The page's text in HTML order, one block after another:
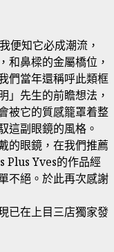
便知它必成潮流，
和鼻樑的金屬橋位，
們當年還稱呼此類框
」先生的前瞻想法，
被它的質感籠罩着整
這副眼鏡的風格。
的眼鏡，在我們推薦
Plus Yves的作品經
不絕。於此再次感謝
已在上目三店獨家發